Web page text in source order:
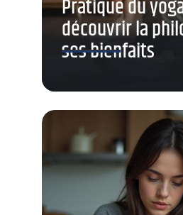
Pratique du
découvrir la
ses bienfaits